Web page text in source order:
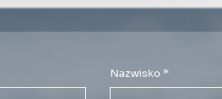
Nazwisko *